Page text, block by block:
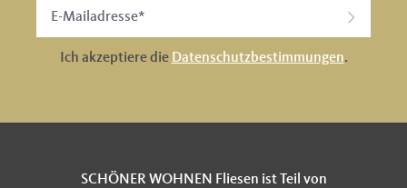
Ich akzeptiere die Datenschutzbestimmungen.
SCHÖNER WOHNEN Fliesen ist Teil von